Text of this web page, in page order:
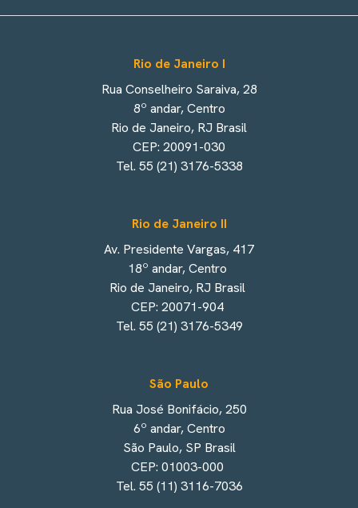
Rio de Janeiro I
Rua Conselheiro Saraiva, 28
8º andar, Centro
Rio de Janeiro, RJ Brasil
CEP: 20091-030
Tel. 55 (21) 3176-5338
Rio de Janeiro II
Av. Presidente Vargas, 417
18º andar, Centro
Rio de Janeiro, RJ Brasil
CEP: 20071-904
Tel. 55 (21) 3176-5349
São Paulo
Rua José Bonifácio, 250
6º andar, Centro
São Paulo, SP Brasil
CEP: 01003-000
Tel. 55 (11) 3116-7036